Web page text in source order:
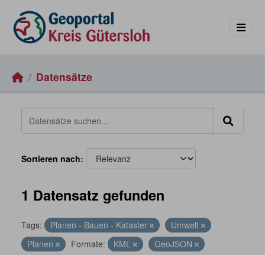
Datensätze
Sortieren nach
1 Datensatz gefunden
Tags: Planen - Bauen - Kataster
Umwelt
Planen
Formate: KML
GeoJSON